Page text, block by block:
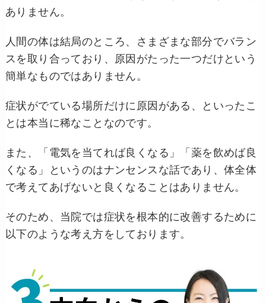
ありません。
人間の体は結局のところ、さまざまな部分でバラン
スを取り合っており、原因がたった一つだけという
簡単なものではありません。
症状がでている場所だけに原因がある、といったこ
とは本当に稀なことなのです。
また、「電気を当てれば良くなる」「薬を飲めば良
くなる」というのはナンセンスな話であり、体全体
で考えてあげないと良くなることはありません。
そのため、当院では症状を根本的に改善するために
以下のような考え方をしております。